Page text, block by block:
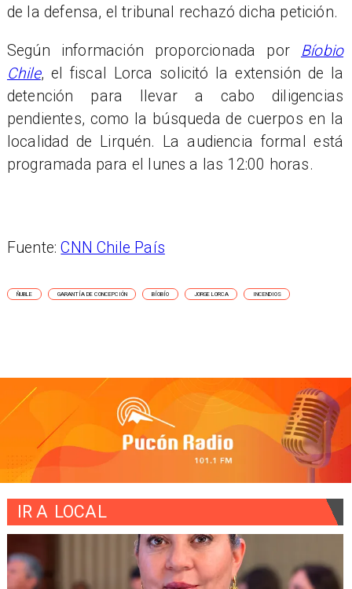
de la defensa, el tribunal rechazó dicha petición.
Según información proporcionada por Bíobio
Chile, el fiscal Lorca solicitó la extensión de la
detención para llevar a cabo diligencias
pendientes, como la búsqueda de cuerpos en la
localidad de Lirquén. La audiencia formal está
programada para el lunes a las 12:00 horas.
Fuente:CNN Chile País
ÑUBLE GARANTÍA DE CONCEPCIÓN BÍOBÍO JORGE LORCA INCENDIOS
IR A LOCAL